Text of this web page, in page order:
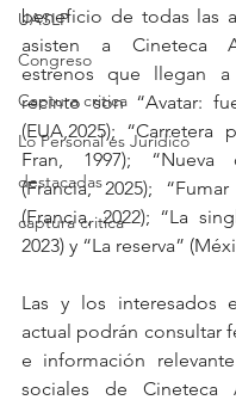
UASLP
Congreso
Captura critica
Lo Personal es Jurídico
destacadas
captura critica
beneficio de todas las
asisten a Cineteca
estrenos que llegan
recinto son “Avatar:
(EUA,2025); “Carretera
Fran, 1997); “Nueva
(Francia, 2025);
(Francia, 2022); “La
2023) y “La reserva”
Las y los interesados
actual podrán consultar
e información
sociales de Cineteca